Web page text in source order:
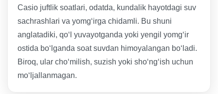
Casio juftlik soatlari, odatda, kundalik hayotdagi suv
sachrashlari va yomg‘irga chidamli. Bu shuni
anglatadiki, qo‘l yuvayotganda yoki yengil yomg‘ir
ostida bo‘lganda soat suvdan himoyalangan bo‘ladi.
Biroq, ular cho‘milish, suzish yoki sho‘ng‘ish uchun
mo‘ljallanmagan.